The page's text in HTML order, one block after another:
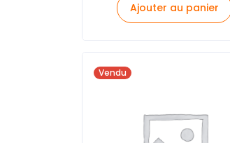
Ajouter au panier
Vendu